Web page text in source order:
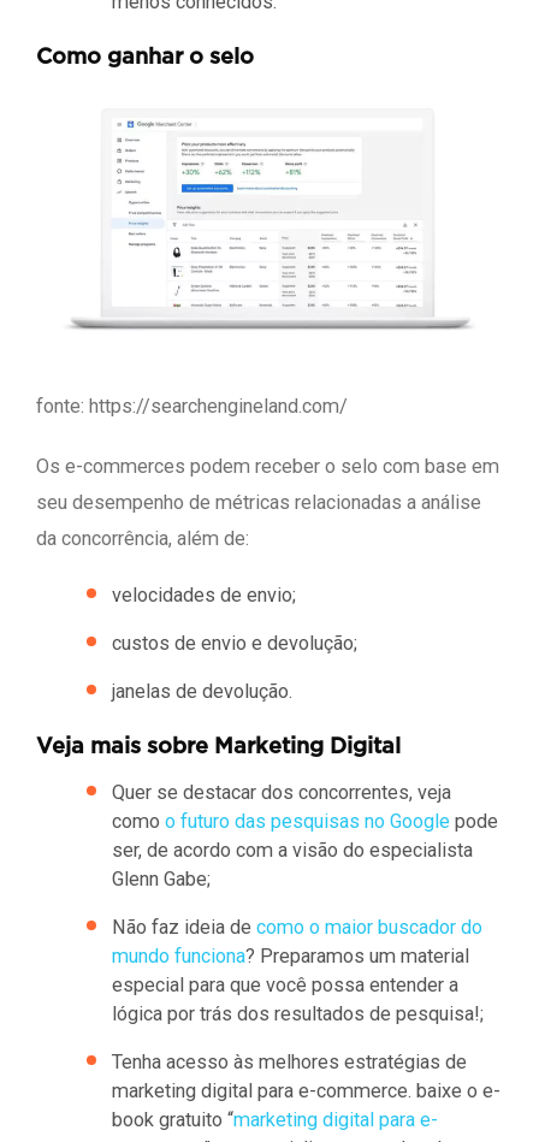
Como ganhar o selo
fonte: https://searchengineland.com/
Os e-commerces podem receber o selo com base em
seu desempenho de métricas relacionadas a análise
da concorrência, além de:
velocidades de envio;
custos de envio e devolução;
janelas de devolução.
Veja mais sobre Marketing Digital
Quer se destacar dos concorrentes, veja
como o futuro das pesquisas no Google pode
ser, de acordo com a visão do especialista
Glenn Gabe;
Não faz ideia de como o maior buscador do
mundo funciona? Preparamos um material
especial para que você possa entender a
lógica por trás dos resultados de pesquisa!;
Tenha acesso às melhores estratégias de
marketing digital para e-commerce. baixe o e-
book gratuito “marketing digital para e-